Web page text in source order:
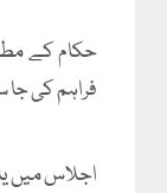
حکام کے
فراہم کی
اجلاس میں